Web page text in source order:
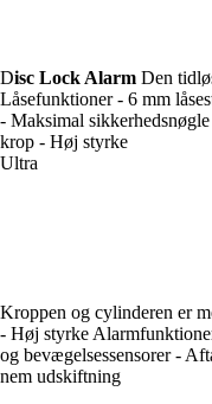
Disc Lock Alarm Den
Låsefunktioner - 6 mm
- Maksimal
krop - Høj styrke
Ultra
Kroppen og cylinderen er
- Høj styrke
og bevægelsessensorer -
nem udskiftning